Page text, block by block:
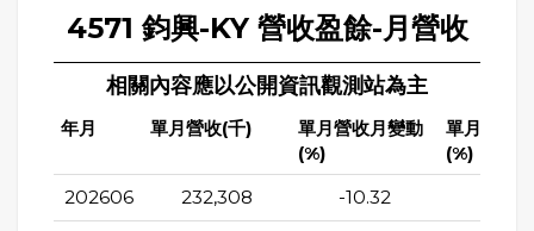
4571 鈞興-KY 營收盈餘-月營收
相關內容應以公開資訊觀測站為主
年月 單月營收(千)
單月營收月變動
(%)
單月營收
(%)
202606 232,308 -10.32